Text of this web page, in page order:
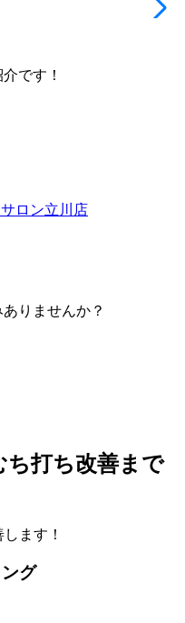
ち打ち改善まで
グ